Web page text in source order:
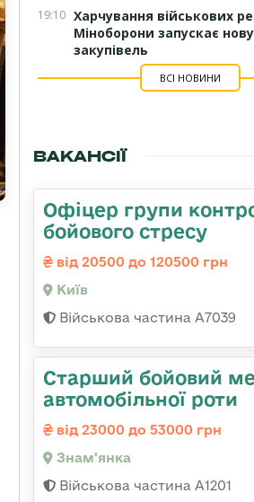
19:10 Харчування військових
Міноборони запускає
закупівель
ВСІ НОВИНИ
ВАКАНСІЇ
Офіцер групи
бойового стресу
від 20500 до 120500 грн
Київ
Військова частина А7039
Старший бойовий
автомобільної роти
від 23000 до 53000 грн
Знам'янка
Військова частина А1201